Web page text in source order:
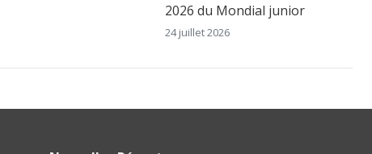
2026 du Mondial junior
24 juillet 2026